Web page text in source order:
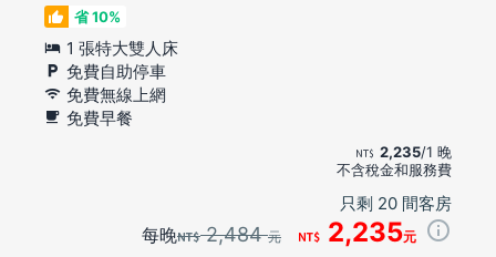
省 10%
1 張特大雙人床
免費自助停車
免費無線上網
免費早餐
2,235/1 晚
不含稅金和服務費
只剩 20 間客房
每晚 2,484元 2,235元